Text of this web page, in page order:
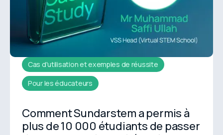
Cas d'utilisation et exemples de réussite
Pour les éducateurs
Comment Sundarstem a permis à
plus de 10 000 étudiants de passer